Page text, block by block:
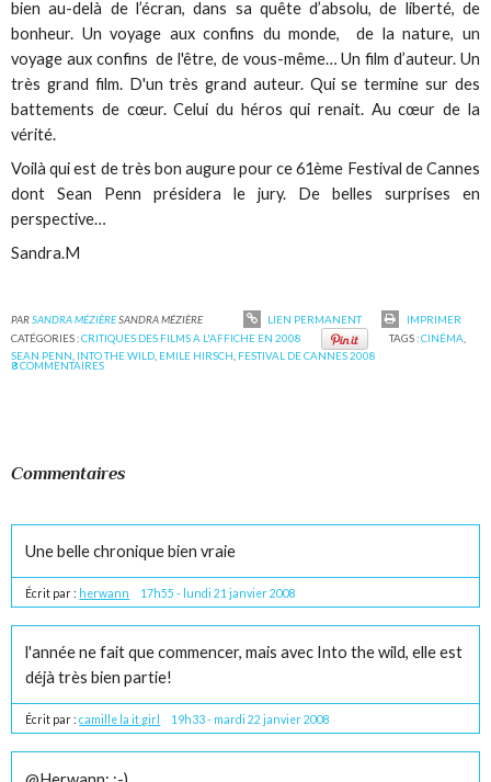
bien au-delà de l’écran, dans sa quête d’absolu, de liberté, de
bonheur. Un voyage aux confins du monde, de la nature, un
voyage aux confins de l'être, de vous-même… Un film d’auteur. Un
très grand film. D'un très grand auteur. Qui se termine sur des
battements de cœur. Celui du héros qui renait. Au cœur de la
vérité.
Voilà qui est de très bon augure pour ce 61ème Festival de Cannes
dont Sean Penn présidera le jury. De belles surprises en
perspective…
Sandra.M
PARSANDRA MÉZIÈRESANDRA MÉZIÈRE LIEN PERMANENT
IMPRIMER
CATÉGORIES :CRITIQUES DES FILMS A L'AFFICHE EN 2008 TAGS :CINÉMA
SEAN PENN INTO THE WILD EMILE HIRSCH FESTIVAL DE CANNES 2008
8COMMENTAIRES
Commentaires
Une belle chronique bien vraie
Écrit par : herwann 17h55 - lundi 21 janvier 2008
l'année ne fait que commencer, mais avec Into the wild, elle est
déjà très bien partie!
Écrit par :camille la it girl 19h33- mardi 22 janvier 2008